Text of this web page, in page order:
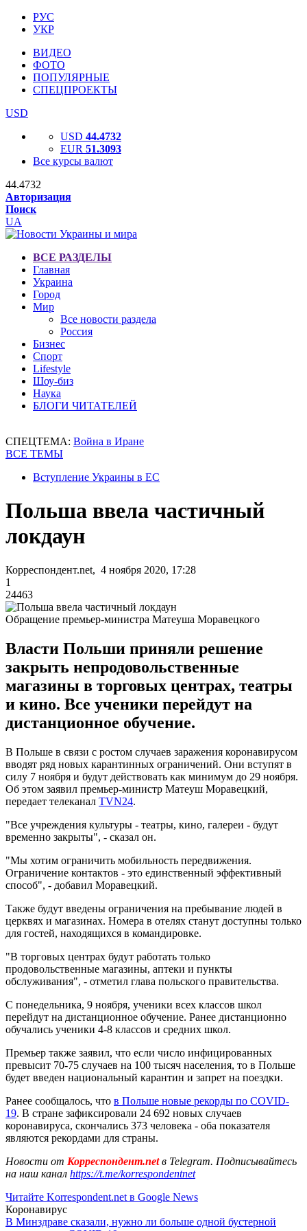
РУС
УКР
ВИДЕО
ФОТО
ПОПУЛЯРНЫЕ
СПЕЦПРОЕКТЫ
USD
USD 44.4732
EUR 51.3093
Все курсы валют
44.4732
Авторизация
Поиск
UA
ВСЕ РАЗДЕЛЫ
Главная
Украина
Город
Мир
Все новости раздела
Россия
Бизнес
Спорт
Lifestyle
Шоу-биз
Наука
БЛОГИ ЧИТАТЕЛЕЙ
СПЕЦТЕМА: Война в Иране
ВСЕ ТЕМЫ
Вступление Украины в ЕС
Польша ввела частичный
локдаун
Корреспондент.net, 4 ноября 2020, 17:28
1
24463
Обращение премьер-министра Матеуша Моравецкого
Власти Польши приняли решение
закрыть непродовольственные
магазины в торговых центрах, театры
и кино. Все ученики перейдут на
дистанционное обучение.
В Польше в связи с ростом случаев заражения коронавирусом
вводят ряд новых карантинных ограничений. Они вступят в
силу 7 ноября и будут действовать как минимум до 29 ноября.
Об этом заявил премьер-министр Матеуш Моравецкий,
передает телеканал TVN24.
"Все учреждения культуры - театры, кино, галереи - будут
временно закрыты", - сказал он.
"Мы хотим ограничить мобильность передвижения.
Ограничение контактов - это единственный эффективный
способ", - добавил Моравецкий.
Также будут введены ограничения на пребывание людей в
церквях и магазинах. Номера в отелях станут доступны только
для гостей, находящихся в командировке.
"В торговых центрах будут работать только
продовольственные магазины, аптеки и пункты
обслуживания", - отметил глава польского правительства.
С понедельника, 9 ноября, ученики всех классов школ
перейдут на дистанционное обучение. Ранее дистанционно
обучались ученики 4-8 классов и средних школ.
Премьер также заявил, что если число инфицированных
превысит 70-75 случаев на 100 тысяч населения, то в Польше
будет введен национальный карантин и запрет на поездки.
Ранее сообщалось, что в Польше новые рекорды по COVID-
19. В стране зафиксировали 24 692 новых случаев
коронавируса, скончались 373 человека - оба показателя
являются рекордами для страны.
Новости от Корреспондент.netв Telegram. Подписывайтесь
на наш канал https://t.me/korrespondentnet
Читайте Korrespondent.net в Google News
Коронавирус
В Минздраве сказали, нужно ли больше одной бустерной